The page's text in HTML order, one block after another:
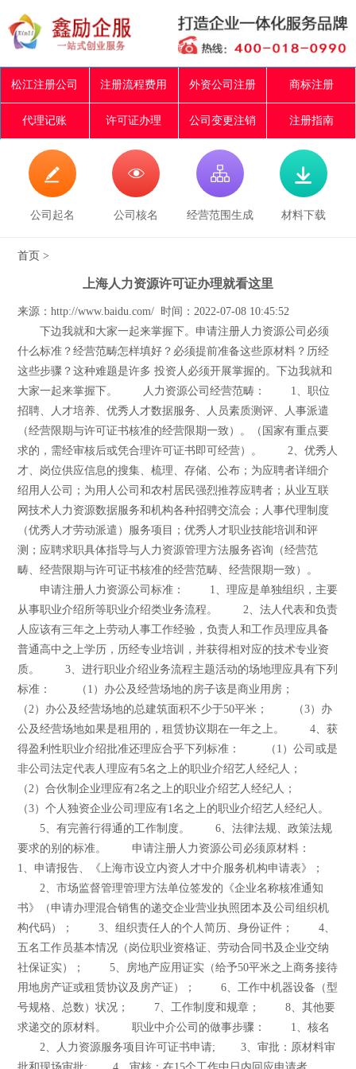
松江注册公司 注册流程费用 外资公司注册 商标注册
代理记账 许可证办理 公司变更注销 注册指南

公司起名

公司核名

经营范围生成

材料下载
首页 >
上海人力资源许可证办理就看这里
来源：http://www.baidu.com/ 时间：2022-07-08 10:45:52
下边我就和大家一起来掌握下。申请注册人力资源公司必须
什么标准？经营范畴怎样填好？必须提前准备这些原材料？历经
这些步骤？这种难题是许多 投资人必须开展掌握的。下边我就和
大家一起来掌握下。 人力资源公司经营范畴： 1、职位
招聘、人才培养、优秀人才数据服务、人员素质测评、人事派遣
（经营限期与许可证书核准的经营限期一致）。（国家有重点要
求的，需经审核后或凭合理许可证书即可经营）。 2、优秀人
才、岗位供应信息的搜集、梳理、存储、公布；为应聘者详细介
绍用人公司；为用人公司和农村居民强烈推荐应聘者；从业互联
网技术人力资源数据服务和机构各种招骋交流会；人事代理制度
（优秀人才劳动派遣）服务项目；优秀人才职业技能培训和评
测；应聘求职具体指导与人力资源管理方法服务咨询（经营范
畴、经营限期与许可证书核准的经营范畴、经营限期一致）。
申请注册人力资源公司标准： 1、理应是单独组织，主要
从事职业介绍所等职业介绍类业务流程。 2、法人代表和负责
人应该有三年之上劳动人事工作经验，负责人和工作员理应具备
普通高中之上学历，历经专业培训，并获得相对应的技术专业资
质。 3、进行职业介绍业务流程主题活动的场地理应具有下列
标准： （1）办公及经营场地的房子该是商业用房；
（2）办公及经营场地的总建筑面积不少于50平米； （3）办
公及经营场地如果是租用的，租赁协议期在一年之上。 4、获
得盈利性职业介绍批准还理应合乎下列标准： （1）公司或是
非公司法定代表人理应有5名之上的职业介绍艺人经纪人；
（2）合伙制企业理应有2名之上的职业介绍艺人经纪人；
（3）个人独资企业公司理应有1名之上的职业介绍艺人经纪人。
5、有完善行得通的工作制度。 6、法律法规、政策法规
要求的别的标准。 申请注册人力资源公司必须原材料：
1、申请报告、《上海市设立内资人才中介服务机构申请表》；
2、市场监督管理管理方法单位签发的《企业名称核准通知
书》（申请办理混合销售的递交企业营业执照团本及公司组织机
构代码）； 3、组织责任人的个人简历、身份证件； 4、
五名工作员基本情况（岗位职业资格证、劳动合同书及企业交纳
社保证实）； 5、房地产应用证实（给予50平米之上商务接待
用地房产证或租赁协议及房产证）； 6、工作中机器设备（型
号规格、总数）状况； 7、工作制度和规章； 8、其他要
求递交的原材料。 职业中介公司的做事步骤： 1、核名
2、人力资源服务项目许可证书申请; 3、审批：原材料审